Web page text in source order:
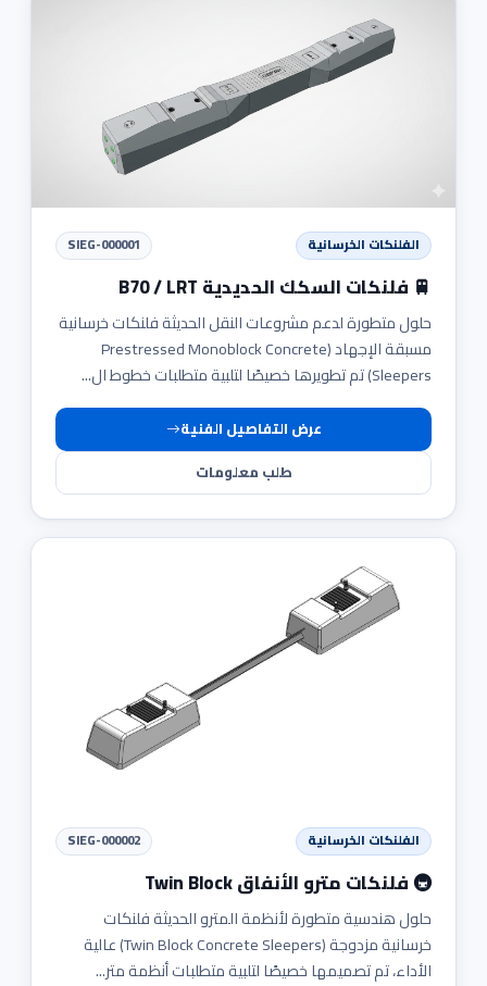
الفلنكات الخرسانية SIEG-000001
🚆 فلنكات السكك الحديدية B70 / LRT
حلول متطورة لدعم مشروعات النقل الحديثة فلنكات خرسانية
مسبقة الإجهاد (Prestressed Monoblock Concrete
Sleepers) تم تطويرها خصيصًا لتلبية متطلبات خطوط ال...
عرض التفاصيل الفنية
طلب معلومات
الفلنكات الخرسانية SIEG-000002
🚇 فلنكات مترو الأنفاق Twin Block
حلول هندسية متطورة لأنظمة المترو الحديثة فلنكات
خرسانية مزدوجة (Twin Block Concrete Sleepers) عالية
الأداء، تم تصميمها خصيصًا لتلبية متطلبات أنظمة متر...